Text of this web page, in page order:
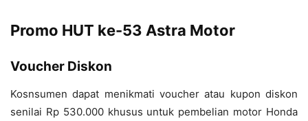
Promo HUT ke-53 Astra Motor
Voucher Diskon
Kosnsumen dapat menikmati voucher atau kupon diskon
senilai Rp 530.000 khusus untuk pembelian motor Honda